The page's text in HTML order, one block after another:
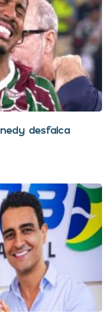
desfalca